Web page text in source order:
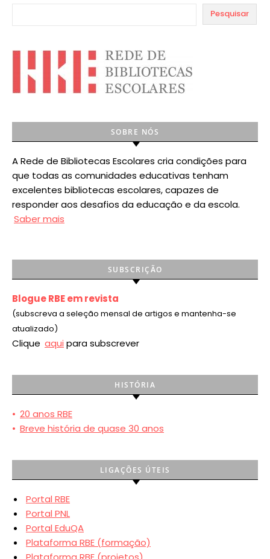
Pesquisar
SOBRE NÓS
A Rede de Bibliotecas Escolares cria condições para
que todas as comunidades educativas tenham
excelentes bibliotecas escolares, capazes de
responder aos desafios da educação e da escola.
Saber mais
SUBSCRIÇÃO
Blogue RBE em revista
(subscreva a seleção mensal de artigos e mantenha-se
atualizado)
Clique aqui para subscrever
HISTÓRIA
• 20 anos RBE
• Breve história de quase 30 anos
LIGAÇÕES ÚTEIS
Portal RBE
Portal PNL
Portal EduQA
Plataforma RBE (formação)